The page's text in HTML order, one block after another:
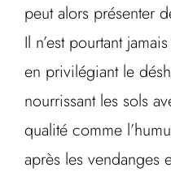
peut alors présenter
Il n’est pourtant
en privilégiant le
nourrissant les sols
qualité comme
après les vendanges